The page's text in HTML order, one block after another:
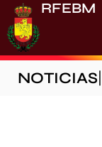
RFEBM
NOTICIAS